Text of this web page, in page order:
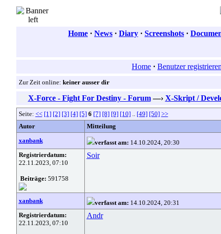
Home · News · Diary · Screenshots ·
Home · Benutzer
Zur Zeit online: keiner ausser dir
X-Force - Fight For Destiny - Forum —› X-Skript /
Seite: << [1] [2] [3] [4] [5] 6 [7] [8] [9] [10].. [49] [50] >>
Autor
Mitteilung
xanbank
verfasst am: 14.10.2024, 20:30
Registrierdatum:
22.11.2023, 07:10
Beiträge: 591758
Soir
xanbank verfasst am: 14.10.2024, 20:31
Registrierdatum:
22.11.2023, 07:10
Andr